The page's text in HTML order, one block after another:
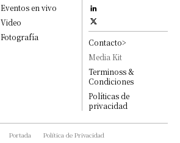
Eventos en vivo
Video
Fotografía
Contacto>
Media Kit
Terminoss &
Condiciones
Políticas de
privacidad
Portada
Política de Privacidad